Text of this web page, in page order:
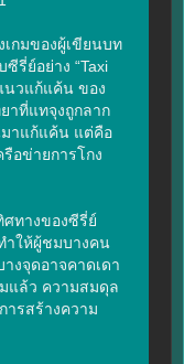
กมของผู้เขียนบท
รี่ย์อย่าง “Taxi
นวแก้แค้น ของ
าที่แทจุงถูกลาก
มาแก้แค้น แต่คือ
อข่ายการโกง
ทางของซีรี่ย์
ำให้ผู้ชมบางคน
งจุดอาจคาดเดา
แล้ว ความสมดุล
ารสร้างความ